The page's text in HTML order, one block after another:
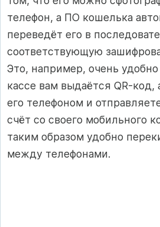
телефон, а ПО кошелька
переведёт его в
соответствующую
Это, например, очень
кассе вам выдаётся QR-код,
его телефоном и
счёт со своего мобильного
таким образом удобно
между телефонами.